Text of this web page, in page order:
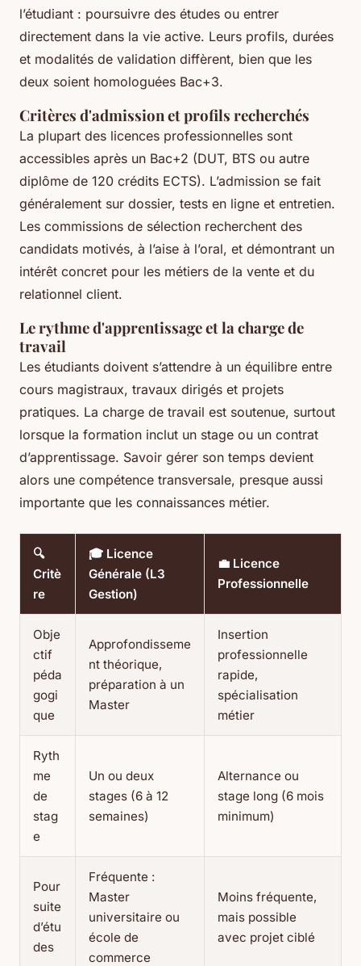
l’étudiant : poursuivre des études ou entrer
directement dans la vie active. Leurs profils, durées
et modalités de validation diffèrent, bien que les
deux soient homologuées Bac+3.
Critères d'admission et profils recherchés
La plupart des licences professionnelles sont
accessibles après un Bac+2 (DUT, BTS ou autre
diplôme de 120 crédits ECTS). L’admission se fait
généralement sur dossier, tests en ligne et entretien.
Les commissions de sélection recherchent des
candidats motivés, à l’aise à l’oral, et démontrant un
intérêt concret pour les métiers de la vente et du
relationnel client.
Le rythme d'apprentissage et la charge de
travail
Les étudiants doivent s’attendre à un équilibre entre
cours magistraux, travaux dirigés et projets
pratiques. La charge de travail est soutenue, surtout
lorsque la formation inclut un stage ou un contrat
d’apprentissage. Savoir gérer son temps devient
alors une compétence transversale, presque aussi
importante que les connaissances métier.
🔍
Critè
re
🎓 Licence
Générale (L3
Gestion)
💼 Licence
Professionnelle
Obje
ctif
péda
gogi
que
Approfondisseme
nt théorique,
préparation à un
Master
Insertion
professionnelle
rapide,
spécialisation
métier
Ryth
me
de
stag
e
Un ou deux
stages (6 à 12
semaines)
Alternance ou
stage long (6 mois
minimum)
Pour
suite
d’étu
des
Fréquente :
Master
universitaire ou
école de
commerce
Moins fréquente,
mais possible
avec projet ciblé